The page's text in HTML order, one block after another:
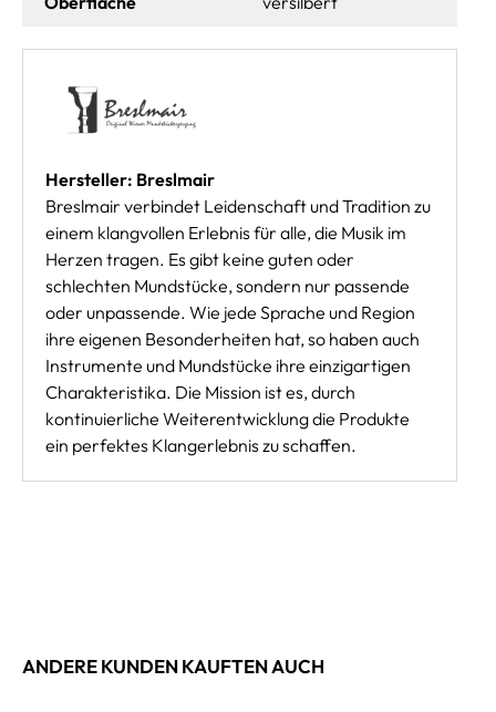
Hersteller: Breslmair
Breslmair verbindet Leidenschaft und Tradition zu
einem klangvollen Erlebnis für alle, die Musik im
Herzen tragen. Es gibt keine guten oder
schlechten Mundstücke, sondern nur passende
oder unpassende. Wie jede Sprache und Region
ihre eigenen Besonderheiten hat, so haben auch
Instrumente und Mundstücke ihre einzigartigen
Charakteristika. Die Mission ist es, durch
kontinuierliche Weiterentwicklung die Produkte
ein perfektes Klangerlebnis zu schaffen.
ANDERE KUNDEN KAUFTEN AUCH